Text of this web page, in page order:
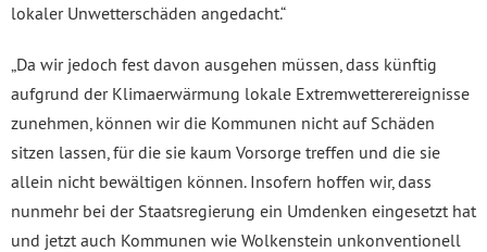
lokaler Unwetterschäden angedacht.“
„Da wir jedoch fest davon ausgehen müssen, dass künftig
aufgrund der Klimaerwärmung lokale Extremwetterereignisse
zunehmen, können wir die Kommunen nicht auf Schäden
sitzen lassen, für die sie kaum Vorsorge treffen und die sie
allein nicht bewältigen können. Insofern hoffen wir, dass
nunmehr bei der Staatsregierung ein Umdenken eingesetzt hat
und jetzt auch Kommunen wie Wolkenstein unkonventionell